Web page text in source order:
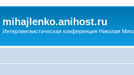
mihajlenko.anihost.ru
Интерлингвистическая конференция Николая